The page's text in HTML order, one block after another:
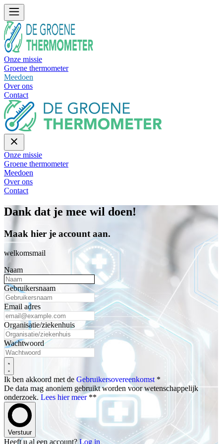
Onze missie
Groene thermometer
Meedoen
Over ons
Contact
Onze missie
Groene thermometer
Meedoen
Over ons
Contact
Dank dat je mee wil doen!
Maak hier je account aan.
welkomsmail
Naam
Gebruikersnaam
Email adres
Organisatie/ziekenhuis
Wachtwoord
Ik ben akkoord met de Gebruikersovereenkomst *
De data mag anoniem gebruikt worden voor wetenschappelijk
onderzoek. Lees hier meer **
Verstuur
Heeft u al een account?Log in